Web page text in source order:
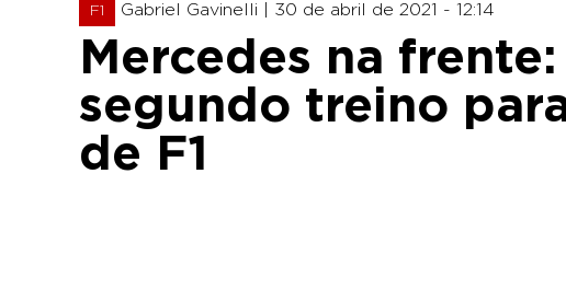
F1 Gabriel Gavinelli | 30 de abril de 2021 - 12:14
Mercedes na
segundo treino
de F1